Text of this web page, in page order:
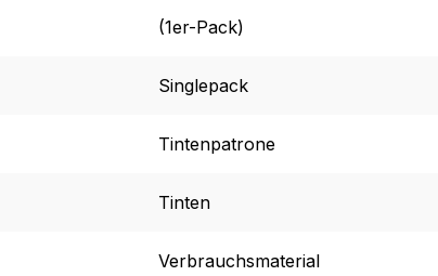
(1er-Pack)
Singlepack
Tintenpatrone
Tinten
Verbrauchsmaterial